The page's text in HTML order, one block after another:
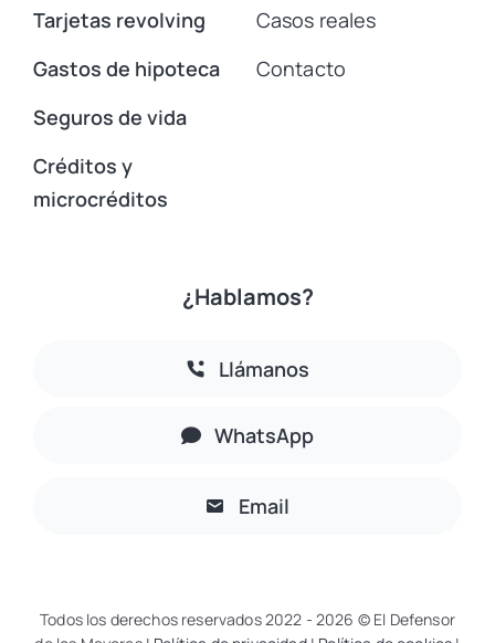
Tarjetas revolving
Gastos de hipoteca
Seguros de vida
Créditos y
microcréditos
Casos reales
Contacto
¿Hablamos?
Llámanos
WhatsApp
Email
Todos los derechos reservados 2022 - 2026 © El Defensor